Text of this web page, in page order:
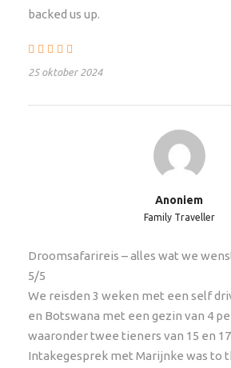
Boekingskosten
Grenspapieren huurauto
Alle vluchten (bij te boeken via
staan vermeld
Reis- en annuleringsverzekering
GPS en Satelliettelfoon incl. 30
backed us up.
25 oktober 2024
Anoniem
Family Traveller
Droomsafarireis – alles wat we
5/5
We reisden 3 weken met een self
en Botswana met een gezin van 4
waaronder twee tieners van 15 en 17
Intakegesprek met Marijnke was to